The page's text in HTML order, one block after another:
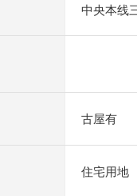
中央本线
古屋有
住宅用地